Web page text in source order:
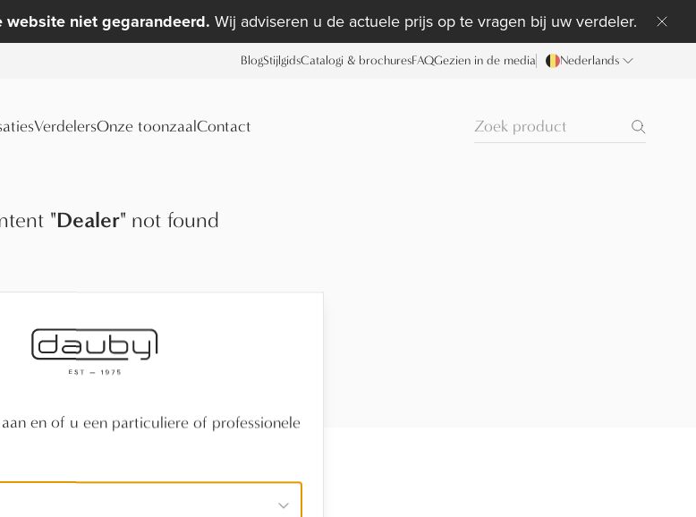
website niet gegarandeerd. Wij adviseren u de actuele prijs op te vragen bij uw verdeler.
BlogStijlgidsCatalogi & brochuresFAQGezien in de media Nederlands
VerdelersOnze toonzaal Contact
"Dealer" not found
en of u een particuliere of professionele